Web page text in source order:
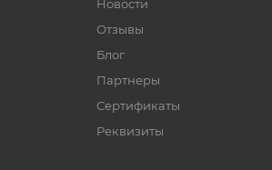
Новости
Отзывы
Блог
Партнеры
Сертификаты
Реквизиты